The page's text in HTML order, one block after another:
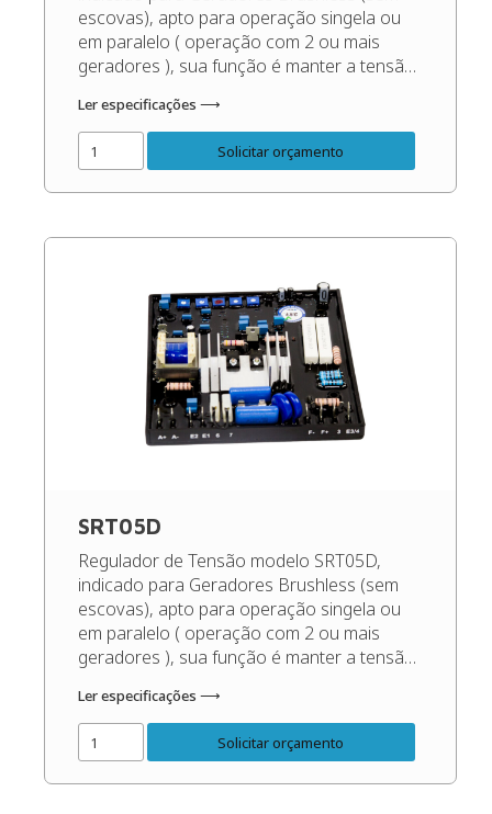
escovas), apto para operação singela ou
em paralelo ( operação com 2 ou mais
geradores ), sua função é manter a tensão
independente das oscilações de carga e
rotação, dentro dos patamares corretos do
gerador. Código do Produto: 49702 […]
Ler especificações ⟶
Solicitar orçamento
SRT05D
Regulador de Tensão modelo SRT05D,
indicado para Geradores Brushless (sem
escovas), apto para operação singela ou
em paralelo ( operação com 2 ou mais
geradores ), sua função é manter a tensão
independente das oscilações de carga e
rotação, dentro dos patamares corretos do
gerador. Código do Produto: 49701 […]
Ler especificações ⟶
Solicitar orçamento